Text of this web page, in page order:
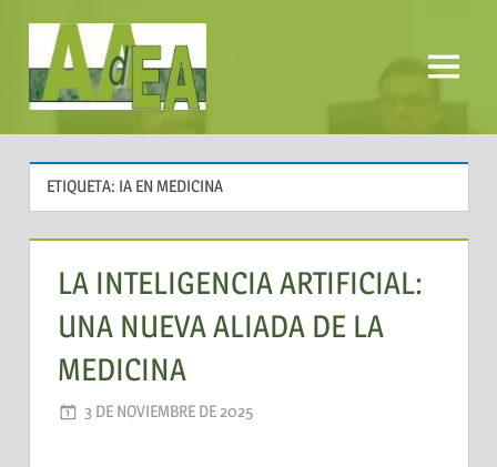
contenido
AADEA Menú
ETIQUETA: IA EN MEDICINA
LA INTELIGENCIA ARTIFICIAL:
UNA NUEVA ALIADA DE LA
MEDICINA
3 DE NOVIEMBRE DE 2025